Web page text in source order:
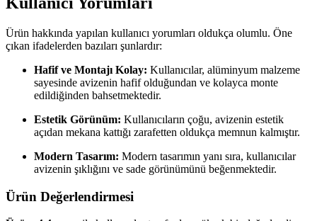
Ürün hakkında yapılan kullanıcı yorumları oldukça olumlu. Öne
çıkan ifadelerden bazıları şunlardır:
Hafif ve Montajı Kolay: Kullanıcılar, alüminyum malzeme
sayesinde avizenin hafif olduğundan ve kolayca monte
edildiğinden bahsetmektedir.
Estetik Görünüm: Kullanıcıların çoğu, avizenin estetik
açıdan mekana kattığı zarafetten oldukça memnun kalmıştır.
Modern Tasarım: Modern tasarımın yanı sıra, kullanıcılar
avizenin şıklığını ve sade görünümünü beğenmektedir.
Ürün Değerlendirmesi